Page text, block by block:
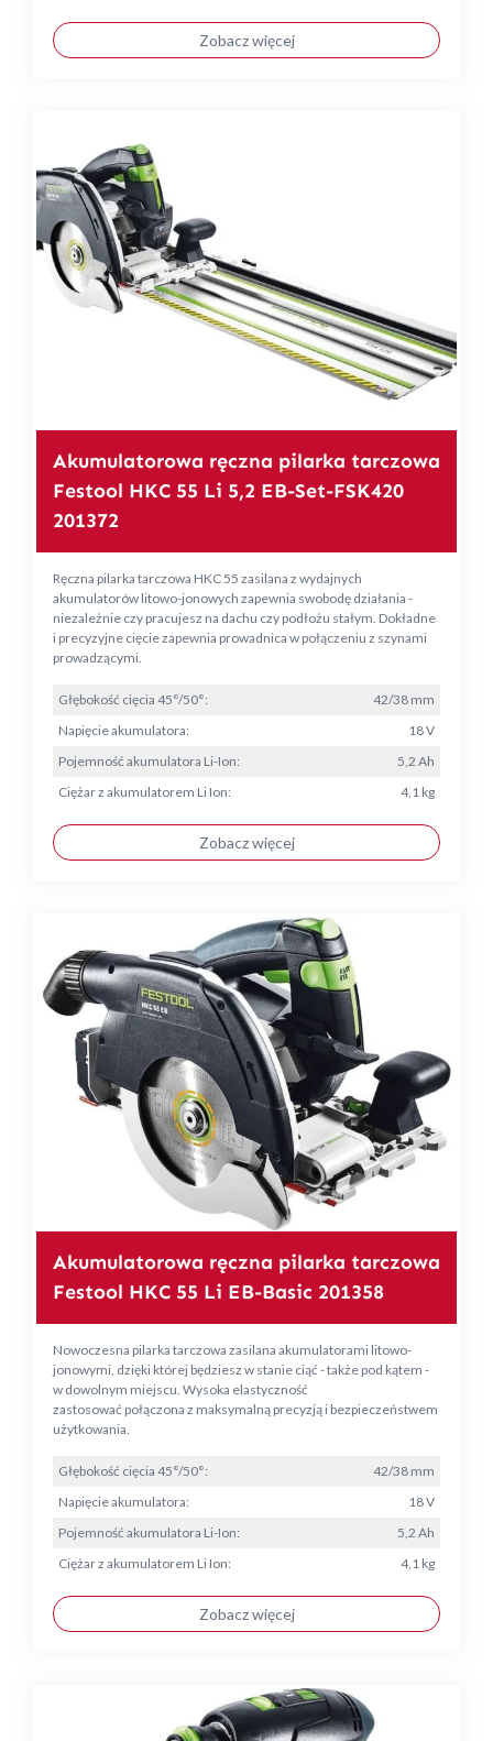
Zobacz więcej
Akumulatorowa ręczna pilarka tarczowa
Festool HKC 55 Li 5,2 EB-Set-FSK420
201372
Ręczna pilarka tarczowa HKC 55 zasilana z wydajnych
akumulatorów litowo-jonowych zapewnia swobodę działania -
niezależnie czy pracujesz na dachu czy podłożu stałym. Dokładne
i precyzyjne cięcie zapewnia prowadnica w połączeniu z szynami
prowadzącymi.
Głębokość cięcia 45°/50°:
42/38 mm
Napięcie akumulatora:
18 V
Pojemność akumulatora Li-Ion:
5,2 Ah
Ciężar z akumulatorem Li Ion:
4,1 kg
Zobacz więcej
Akumulatorowa ręczna pilarka tarczowa
Festool HKC 55 Li EB-Basic 201358
Nowoczesna pilarka tarczowa zasilana akumulatorami litowo-
jonowymi, dzięki której będziesz w stanie ciąć - także pod kątem -
w dowolnym miejscu. Wysoka elastyczność
zastosować połączona z maksymalną precyzją i bezpieczeństwem
użytkowania.
Głębokość cięcia 45°/50°:
42/38 mm
Napięcie akumulatora:
18 V
Pojemność akumulatora Li-Ion:
5,2 Ah
Ciężar z akumulatorem Li Ion:
4,1 kg
Zobacz więcej